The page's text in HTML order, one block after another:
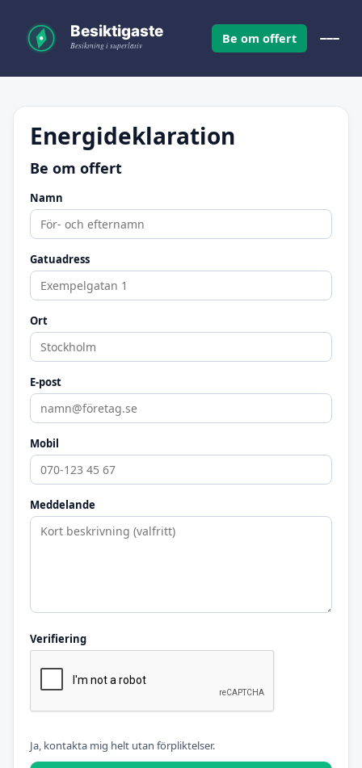
Be om offert
Energideklaration
Be om offert
Namn
Gatuadress
Ort
E-post
Mobil
Meddelande
Verifiering
Ja, kontakta mig helt utan förpliktelser.